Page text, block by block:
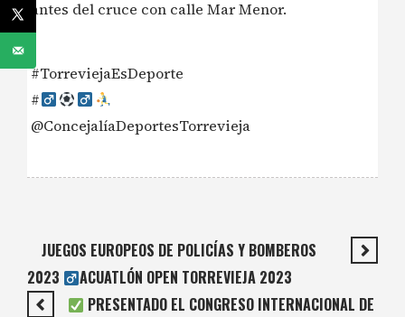
antes del cruce con calle Mar Menor.
#TorreviejaEsDeporte
#‍
@ConcejalíaDeportesTorrevieja
JUEGOS EUROPEOS DE POLICÍAS Y BOMBEROS
2023 ‍
ACUATLÓN OPEN TORREVIEJA 2023
PRESENTADO EL CONGRESO INTERNACIONAL DE